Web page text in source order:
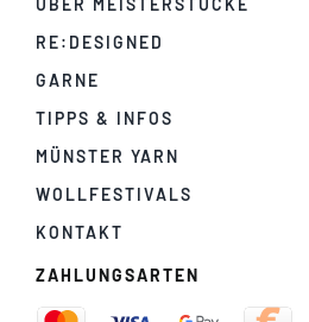
ÜBER MEISTERSTÜCKE
RE:DESIGNED
GARNE
TIPPS & INFOS
MÜNSTER YARN
WOLLFESTIVALS
KONTAKT
ZAHLUNGSARTEN